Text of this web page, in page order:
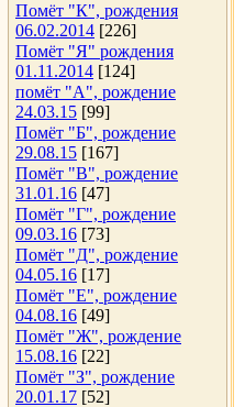
Помёт "К", рождения
06.02.2014 [226]
Помёт "Я" рождения
01.11.2014 [124]
помёт "А", рождение
24.03.15 [99]
Помёт "Б", рождение
29.08.15 [167]
Помёт "В", рождение
31.01.16 [47]
Помёт "Г", рождение
09.03.16 [73]
Помёт "Д", рождение
04.05.16 [17]
Помёт "Е", рождение
04.08.16 [49]
Помёт "Ж", рождение
15.08.16 [22]
Помёт "З", рождение
20.01.17 [52]